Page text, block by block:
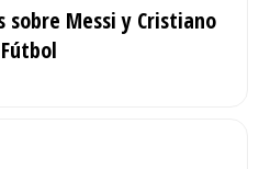
sobre Messi y Cristiano